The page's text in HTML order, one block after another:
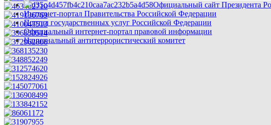
Официальный сайт Президента
Интернет-портал Правительства Российской Федерации
Портал государственных услуг Российской Федерации
Официальный интернет-портал правовой информации
Национальный антитеррористический комитет